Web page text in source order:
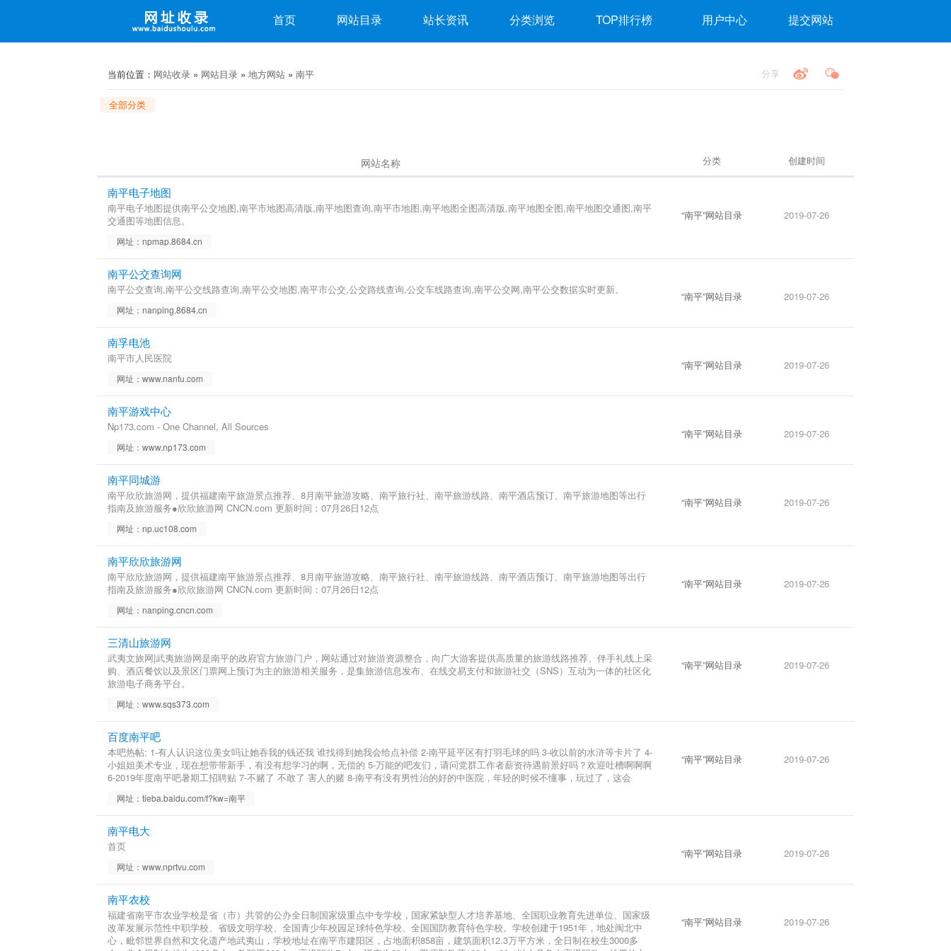
首页 网站目录 站长资讯 分类浏览 TOP排行榜 用户中心 提交网站
分享
微信
当前位置： 网站收录 » 网站目录 » 地方网站 » 南平
全部分类
网站名称 分类 创建时间
南平电子地图
南平电子地图提供南平公交地图,南平市地图高清版,南平地图查询,南平市地图,南平地图全图高清版,南平地图全图,南平地图交通图,南平
交通图等地图信息。
网址：npmap.8684.cn
“南平”网站目录 2019-07-26
南平公交查询网
南平公交查询,南平公交线路查询,南平公交地图,南平市公交,公交路线查询,公交车线路查询,南平公交网,南平公交数据实时更新。
网址：nanping.8684.cn
“南平”网站目录 2019-07-26
南孚电池
南平市人民医院
网址：www.nanfu.com
“南平”网站目录 2019-07-26
南平游戏中心
Np173.com - One Channel, All Sources
网址：www.np173.com
“南平”网站目录 2019-07-26
南平同城游
南平欣欣旅游网，提供福建南平旅游景点推荐、8月南平旅游攻略、南平旅行社、南平旅游线路、南平酒店预订、南平旅游地图等出行
指南及旅游服务●欣欣旅游网 CNCN.com 更新时间：07月26日12点
网址：np.uc108.com
“南平”网站目录 2019-07-26
南平欣欣旅游网
南平欣欣旅游网，提供福建南平旅游景点推荐、8月南平旅游攻略、南平旅行社、南平旅游线路、南平酒店预订、南平旅游地图等出行
指南及旅游服务●欣欣旅游网 CNCN.com 更新时间：07月26日12点
网址：nanping.cncn.com
“南平”网站目录 2019-07-26
三清山旅游网
武夷文旅网|武夷旅游网是南平的政府官方旅游门户，网站通过对旅游资源整合，向广大游客提供高质量的旅游线路推荐、伴手礼线上采
购、酒店餐饮以及景区门票网上预订为主的旅游相关服务，是集旅游信息发布、在线交易支付和旅游社交（SNS）互动为一体的社区化
旅游电子商务平台。
网址：www.sqs373.com
“南平”网站目录 2019-07-26
百度南平吧
本吧热帖: 1-有人认识这位美女吗让她吞我的钱还我 谁找得到她我会给点补偿 2-南平延平区有打羽毛球的吗 3-收以前的水浒等卡片了 4-
小姐姐美术专业，现在想带带新手，有没有想学习的啊，无偿的 5-万能的吧友们，请问党群工作者薪资待遇前景好吗？欢迎吐槽啊啊啊
6-2019年度南平吧暑期工招聘贴 7-不赌了 不敢了 害人的赌 8-南平有没有男性治的好的中医院，年轻的时候不懂事，玩过了，这会
网址：tieba.baidu.com/f?kw=南平
“南平”网站目录 2019-07-26
南平电大
首页
网址：www.nprtvu.com
“南平”网站目录 2019-07-26
南平农校
福建省南平市农业学校是省（市）共管的公办全日制国家级重点中专学校，国家紧缺型人才培养基地、全国职业教育先进单位、国家级
改革发展示范性中职学校、省级文明学校、全国青少年校园足球特色学校、全国国防教育特色学校。学校创建于1951年，地处闽北中
心，毗邻世界自然和文化遗产地武夷山，学校地址在南平市建阳区，占地面积858亩，建筑面积12.3万平方米，全日制在校生3000多
“南平”网站目录 2019-07-26